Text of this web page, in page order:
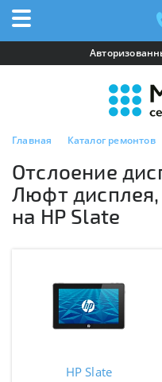
Главная Каталог ремонтов
Отслоение
Люфт дисплея,
на HP Slate
HP Slate